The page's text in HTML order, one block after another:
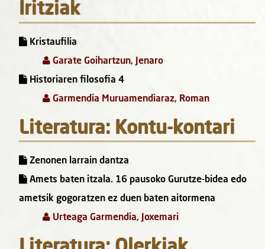
Iritziak
Kristaufilia
Garate Goihartzun, Jenaro
Historiaren filosofia 4
Garmendia Muruamendiaraz, Roman
Literatura: Kontu-kontari
Zenonen larrain dantza
Amets baten itzala. 16 pausoko Gurutze-bidea edo
ametsik gogoratzen ez duen baten aitormena
Urteaga Garmendia, Joxemari